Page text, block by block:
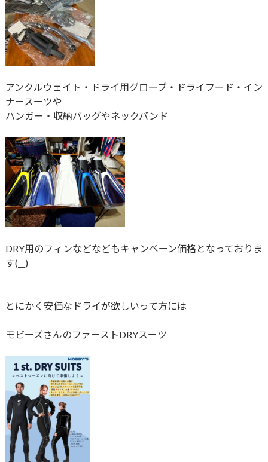
アンクルウェイト・ドライ用グローブ・ドライフード・イン
ナースーツや
ハンガー・収納バッグやネックバンド
DRY用のフィンなどなどもキャンペーン価格となっておりま
す(__)
とにかく安価なドライが欲しいって方には
モビーズさんのファーストDRYスーツ